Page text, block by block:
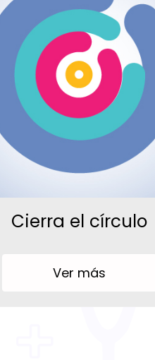
Cierra el círculo
Ver más